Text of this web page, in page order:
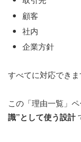
顧客
社内
企業方針
すべてに対応できま
この「理由一覧」ペ
識”として使う設計